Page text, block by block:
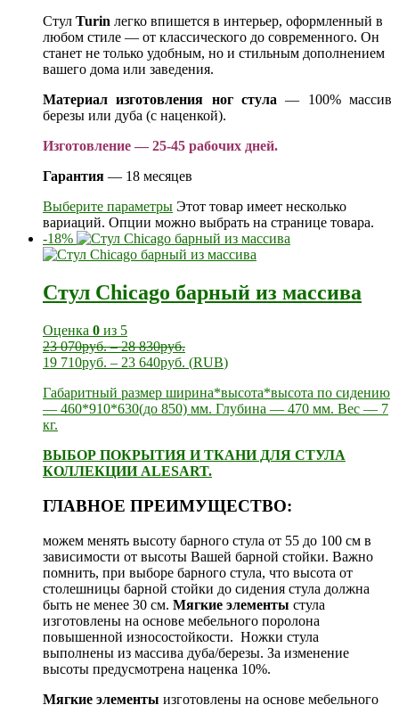
Стул Turin легко впишется в интерьер, оформленный в
любом стиле — от классического до современного. Он
станет не только удобным, но и стильным дополнением
вашего дома или заведения.
Материал изготовления ног стула — 100% массив
березы или дуба (с наценкой).
Изготовление — 25-45 рабочих дней.
Гарантия — 18 месяцев
Выберите параметры Этот товар имеет несколько
вариаций. Опции можно выбрать на странице товара.
-18%
Стул Chicago барный из массива
Оценка 0 из 5
23 070руб.–28 830руб.
19 710руб. – 23 640руб. (RUB)
Габаритный размер ширина*высота*высота по сидению
— 460*910*630(до 850) мм. Глубина — 470 мм. Вес — 7
кг.
ВЫБОР ПОКРЫТИЯ И ТКАНИ ДЛЯ СТУЛА
КОЛЛЕКЦИИ ALESART.
ГЛАВНОЕ ПРЕИМУЩЕСТВО:
можем менять высоту барного стула от 55 до 100 см в
зависимости от высоты Вашей барной стойки. Важно
помнить, при выборе барного стула, что высота от
столешницы барной стойки до сидения стула должна
быть не менее 30 см. Мягкие элементы стула
изготовлены на основе мебельного поролона
повышенной износостойкости. Ножки стула
выполнены из массива дуба/березы. За изменение
высоты предусмотрена наценка 10%.
Мягкие элементы изготовлены на основе мебельного